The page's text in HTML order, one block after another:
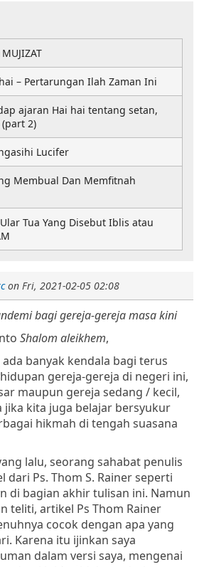
on Fri, 2021-02-05 02:08
bagi gereja-gereja masa kini
Shalom aleikhem,
banyak kendala bagi terus
gereja-gereja di negeri ini,
maupun gereja sedang / kecil,
jika kita juga belajar bersyukur
hikmah di tengah suasana
lalu, seorang sahabat penulis
Ps. Thom S. Rainer seperti
di bagian akhir tulisan ini. Namun
teliti, artikel Ps Thom Rainer
cocok dengan apa yang
Karena itu ijinkan saya
dalam versi saya, mengenai
– Pertarungan Ilah Zaman Ini
ajaran Hai hai tentang setan,
2)
Lucifer
Membual Dan Memfitnah
Tua Yang Disebut Iblis atau